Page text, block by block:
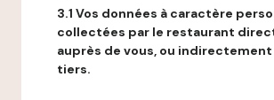
3.1 Vos données à caractère
collectées par le restaurant
auprès de vous, ou
tiers.